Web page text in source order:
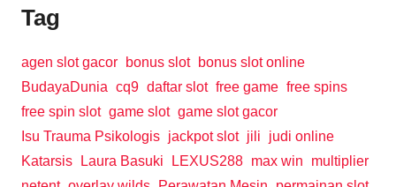
Tag
agen slot gacor bonus slot
bonus slot online
BudayaDunia cq9 daftar slot free game free spins
free spin slot game slot game slot gacor
Isu Trauma Psikologis jackpot slot jili
judi online
Katarsis
Laura Basuki LEXUS288 max win
multiplier